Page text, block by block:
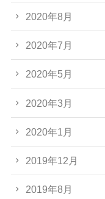
2020年8月
2020年7月
2020年5月
2020年3月
2020年1月
2019年12月
2019年8月